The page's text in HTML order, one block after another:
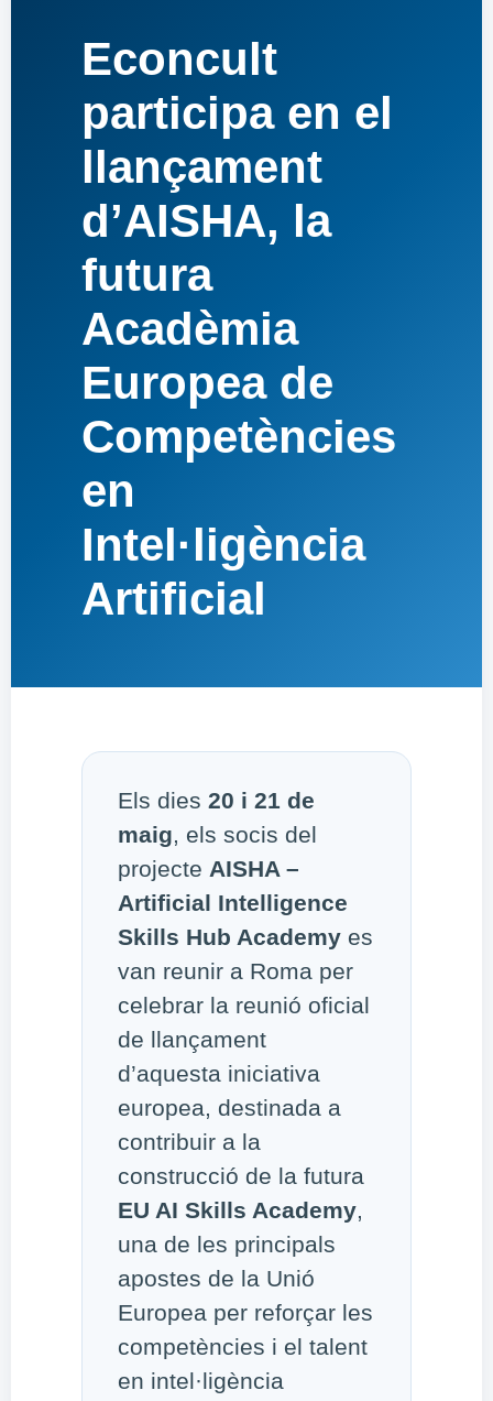
Econcult
participa en el
llançament
d’AISHA, la
futura
Acadèmia
Europea de
Competències
en
Intel·ligència
Artificial
Els dies20 i 21 de
maig, els socis del
projecte AISHA –
Artificial Intelligence
Skills Hub Academy es
van reunir a Roma per
celebrar la reunió oficial
de llançament
d’aquesta iniciativa
europea, destinada a
contribuir a la
construcció de la futura
EU AI Skills Academy,
una de les principals
apostes de la Unió
Europea per reforçar les
competències i el talent
en intel·ligència